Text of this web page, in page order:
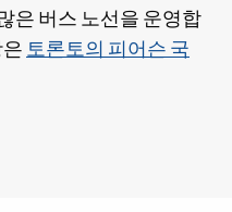
은 버스 노선을 운영합
토론토의 피어슨 국